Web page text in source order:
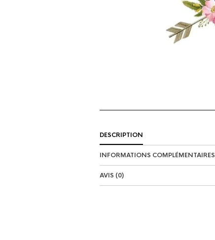
DESCRIPTION
INFORMATIONS COMPLÉMENTAIRES
AVIS (0)